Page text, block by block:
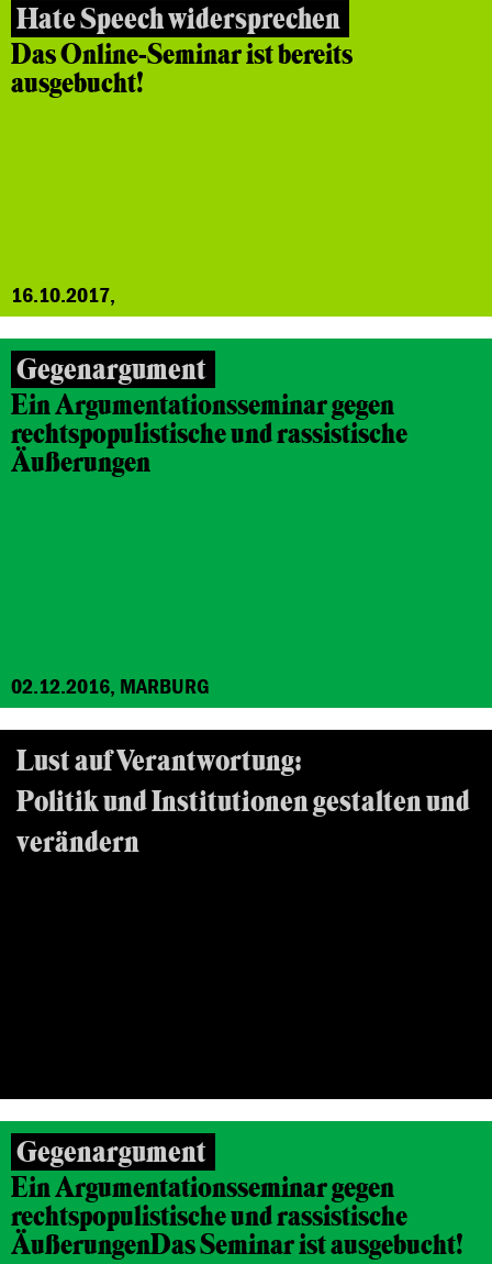
Hate Speech widersprechen
Das Online-Seminar ist bereits
ausgebucht!
16.10.2017,
Gegenargument
Ein Argumentationsseminar gegen
rechtspopulistische und rassistische
Äußerungen
02.12.2016, MARBURG
Lust auf Verantwortung:
Politik und Institutionen gestalten und
verändern
Gegenargument
Ein Argumentationsseminar gegen
rechtspopulistische und rassistische
ÄußerungenDas Seminar ist ausgebucht!